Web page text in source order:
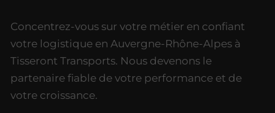
Concentrez-vous sur votre métier en confiant
votre logistique en Auvergne-Rhône-Alpes à
Tisseront Transports. Nous devenons le
partenaire fiable de votre performance et de
votre croissance.